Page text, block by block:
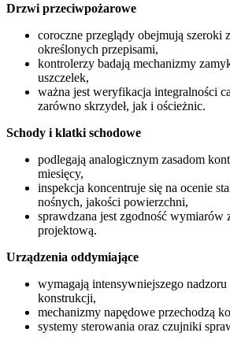
Drzwi przeciwpożarowe
coroczne przeglądy obejmują szeroki
określonych przepisami,
kontrolerzy badają mechanizmy
uszczelek,
ważna jest weryfikacja integralności
zarówno skrzydeł, jak i ościeżnic.
Schody i klatki schodowe
podlegają analogicznym zasadom
miesięcy,
inspekcja koncentruje się na ocenie
nośnych, jakości powierzchni,
sprawdzana jest zgodność wymiarów
projektową.
Urządzenia oddymiające
wymagają intensywniejszego nadzoru
konstrukcji,
mechanizmy napędowe przechodzą
systemy sterowania oraz czujniki